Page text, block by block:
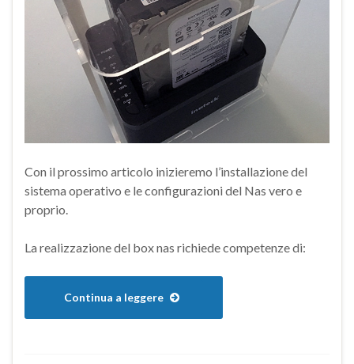
Con il prossimo articolo inizieremo l’installazione del
sistema operativo e le configurazioni del Nas vero e
proprio.
La realizzazione del box nas richiede competenze di:
Continua a leggere